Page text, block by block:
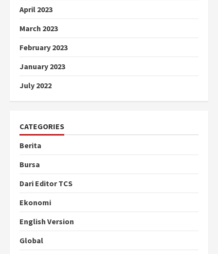
April 2023
March 2023
February 2023
January 2023
July 2022
CATEGORIES
Berita
Bursa
Dari Editor TCS
Ekonomi
English Version
Global